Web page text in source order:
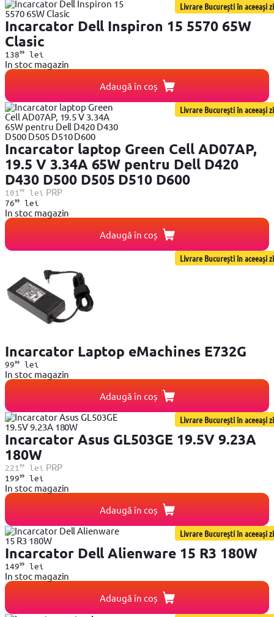
Livrare București în aceeași zi
Incarcator Dell Inspiron 15 5570 65W
Clasic
13899lei
In stoc magazin
Adaugă în coș
Livrare București în aceeași zi
Incarcator laptop Green Cell AD07AP,
19.5 V 3.34A 65W pentru Dell D420
D430 D500 D505 D510 D600
101 99lei PRP
7699lei
In stoc magazin
Adaugă în coș
Livrare București în aceeași zi
Incarcator Laptop eMachines E732G
9999lei
In stoc magazin
Adaugă în coș
Livrare București în aceeași zi
Incarcator Asus GL503GE 19.5V 9.23A
180W
221 99lei PRP
19999lei
In stoc magazin
Adaugă în coș
Livrare București în aceeași zi
Incarcator Dell Alienware 15 R3 180W
14999lei
In stoc magazin
Adaugă în coș